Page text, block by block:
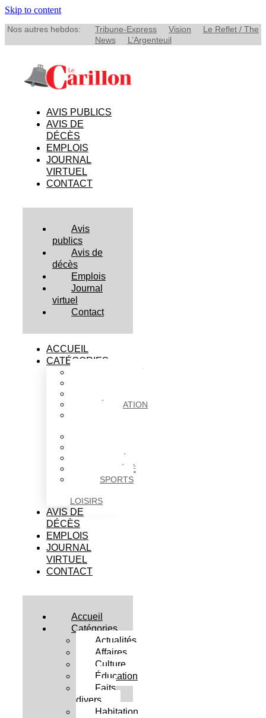
Skip to content
Nos autres hebdos: Tribune-Express Vision
Le Reflet / The
News
L’Argenteuil
AVIS PUBLICS
AVIS DE
DÉCÈS
EMPLOIS
JOURNAL
VIRTUEL
CONTACT
Avis
publics
Avis de
décès
Emplois
Journal
virtuel
Contact
ACCUEIL
CATÉGORIES
ÉDUCATION
SOCIÉTÉ
SPORTS
LOISIRS
AVIS DE
DÉCÈS
EMPLOIS
JOURNAL
VIRTUEL
CONTACT
Accueil
Catégories
Actualités
Affaires
Culture
Éducation
Faits
divers
Habitation